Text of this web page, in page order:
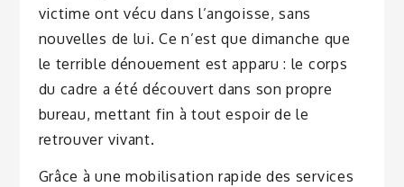
victime ont vécu dans l’angoisse, sans
nouvelles de lui. Ce n’est que dimanche que
le terrible dénouement est apparu : le corps
du cadre a été découvert dans son propre
bureau, mettant fin à tout espoir de le
retrouver vivant.
Grâce à une mobilisation rapide des services